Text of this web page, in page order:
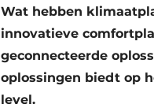
Wat hebben
innovatieve
geconnecteerde
oplossingen biedt op
level.